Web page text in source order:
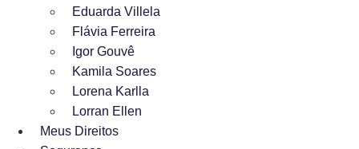
Eduarda Villela
Flávia Ferreira
Igor Gouvê
Kamila Soares
Lorena Karlla
Lorran Ellen
Meus Direitos